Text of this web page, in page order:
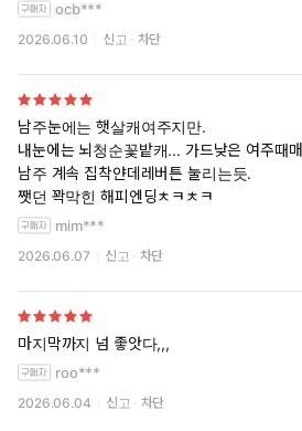
ocb***
2026.06.10 신고 차단
남주눈에는 햇살캐여주지만.
내눈에는 뇌청순꽃밭캐... 가드낮은 여주때매
남주 계속 집착얀데레버튼 눌리는듯.
쨋던 꽉막힌 해피엔딩ㅊㅋㅊㅋ
mim***
2026.06.07 신고 차단
마지막까지 넘 좋앗다,,,
roo***
2026.06.04 신고 차단